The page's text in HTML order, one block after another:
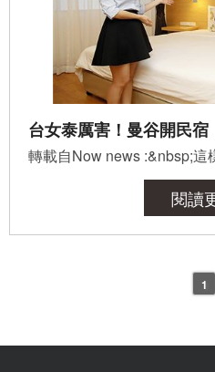
台女泰厲害！曼谷開民
閱讀
1